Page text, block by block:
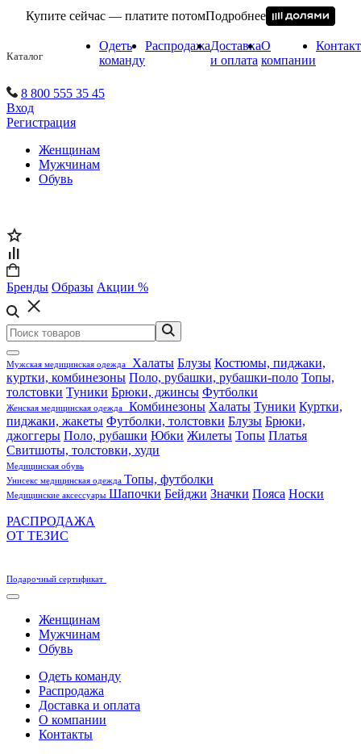
Купите сейчас — платите потомПодробнее
Каталог
Одеть
команду
РаспродажаДоставка
и оплата
О
компании
8 800 555 35 45
Вход
Регистрация
Женщинам
Мужчинам
Обувь
Бренды Образы Акции %
Мужская медицинская одежда Халаты Блузы Костюмы, пиджаки,
куртки, комбинезоны Поло, рубашки, рубашки-поло Топы,
толстовки Туники Брюки, джинсы Футболки
Женская медицинская одежда Комбинезоны Халаты Туники Куртки,
пиджаки, жакеты Футболки, толстовки Блузы Брюки,
джоггеры Поло, рубашки Юбки Жилеты Топы Платья
Свитшоты, толстовки, худи
Медицинская обувь
Унисекс медицинская одежда Топы, футболки
Медицинские аксессуары Шапочки Бейджи Значки Пояса Носки
РАСПРОДАЖА
ОТ ТЕЗИС
Подарочный сертификат
Женщинам
Мужчинам
Обувь
Одеть команду
Распродажа
Доставка и оплата
О компании
Контакты